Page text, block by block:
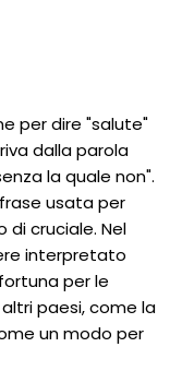
per dire "salute"
dalla parola
la quale non".
usata per
di cruciale. Nel
interpretato
per le
paesi, come la
un modo per